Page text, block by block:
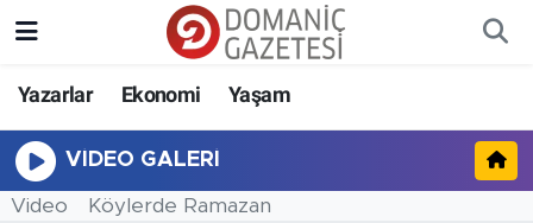
Yazarlar Ekonomi Yaşam
VIDEO GALERI
Video Köylerde Ramazan